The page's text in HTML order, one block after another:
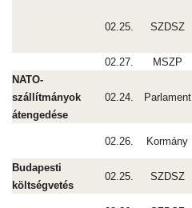
02.25. SZDSZ
02.27. MSZP
NATO-
szállítmányok
átengedése
02.24. Parlament
02.26. Kormány
Budapesti
költségvetés
02.25. SZDSZ